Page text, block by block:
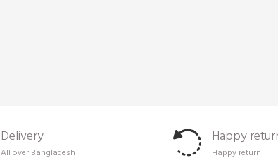
Delivery
All over Bangladesh
Happy
Happy return